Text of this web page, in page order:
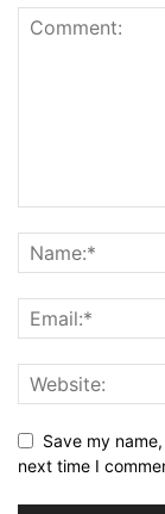
Save my
next time I